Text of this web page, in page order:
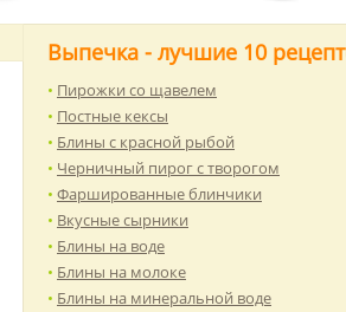
Выпечка - лучшие 10
Пирожки со щавелем
Постные кексы
Блины с красной рыбой
Черничный пирог с творогом
Фаршированные блинчики
Вкусные сырники
Блины на воде
Блины на молоке
Блины на минеральной воде